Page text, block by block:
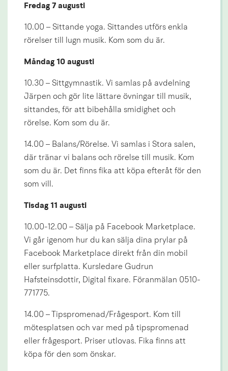
Fredag 7 augusti
10.00 – Sittande yoga. Sittandes utförs enkla
rörelser till lugn musik. Kom som du är.
Måndag 10 augusti
10.30 – Sittgymnastik. Vi samlas på avdelning
Järpen och gör lite lättare övningar till musik,
sittandes, för att bibehålla smidighet och
rörelse. Kom som du är.
14.00 – Balans/Rörelse. Vi samlas i Stora salen,
där tränar vi balans och rörelse till musik. Kom
som du är. Det finns fika att köpa efteråt för den
som vill.
Tisdag 11 augusti
10.00-12.00 – Sälja på Facebook Marketplace.
Vi går igenom hur du kan sälja dina prylar på
Facebook Marketplace direkt från din mobil
eller surfplatta. Kursledare Gudrun
Hafsteinsdottir, Digital fixare. Föranmälan 0510-
771775.
14.00 – Tipspromenad/Frågesport. Kom till
mötesplatsen och var med på tipspromenad
eller frågesport. Priser utlovas. Fika finns att
köpa för den som önskar.